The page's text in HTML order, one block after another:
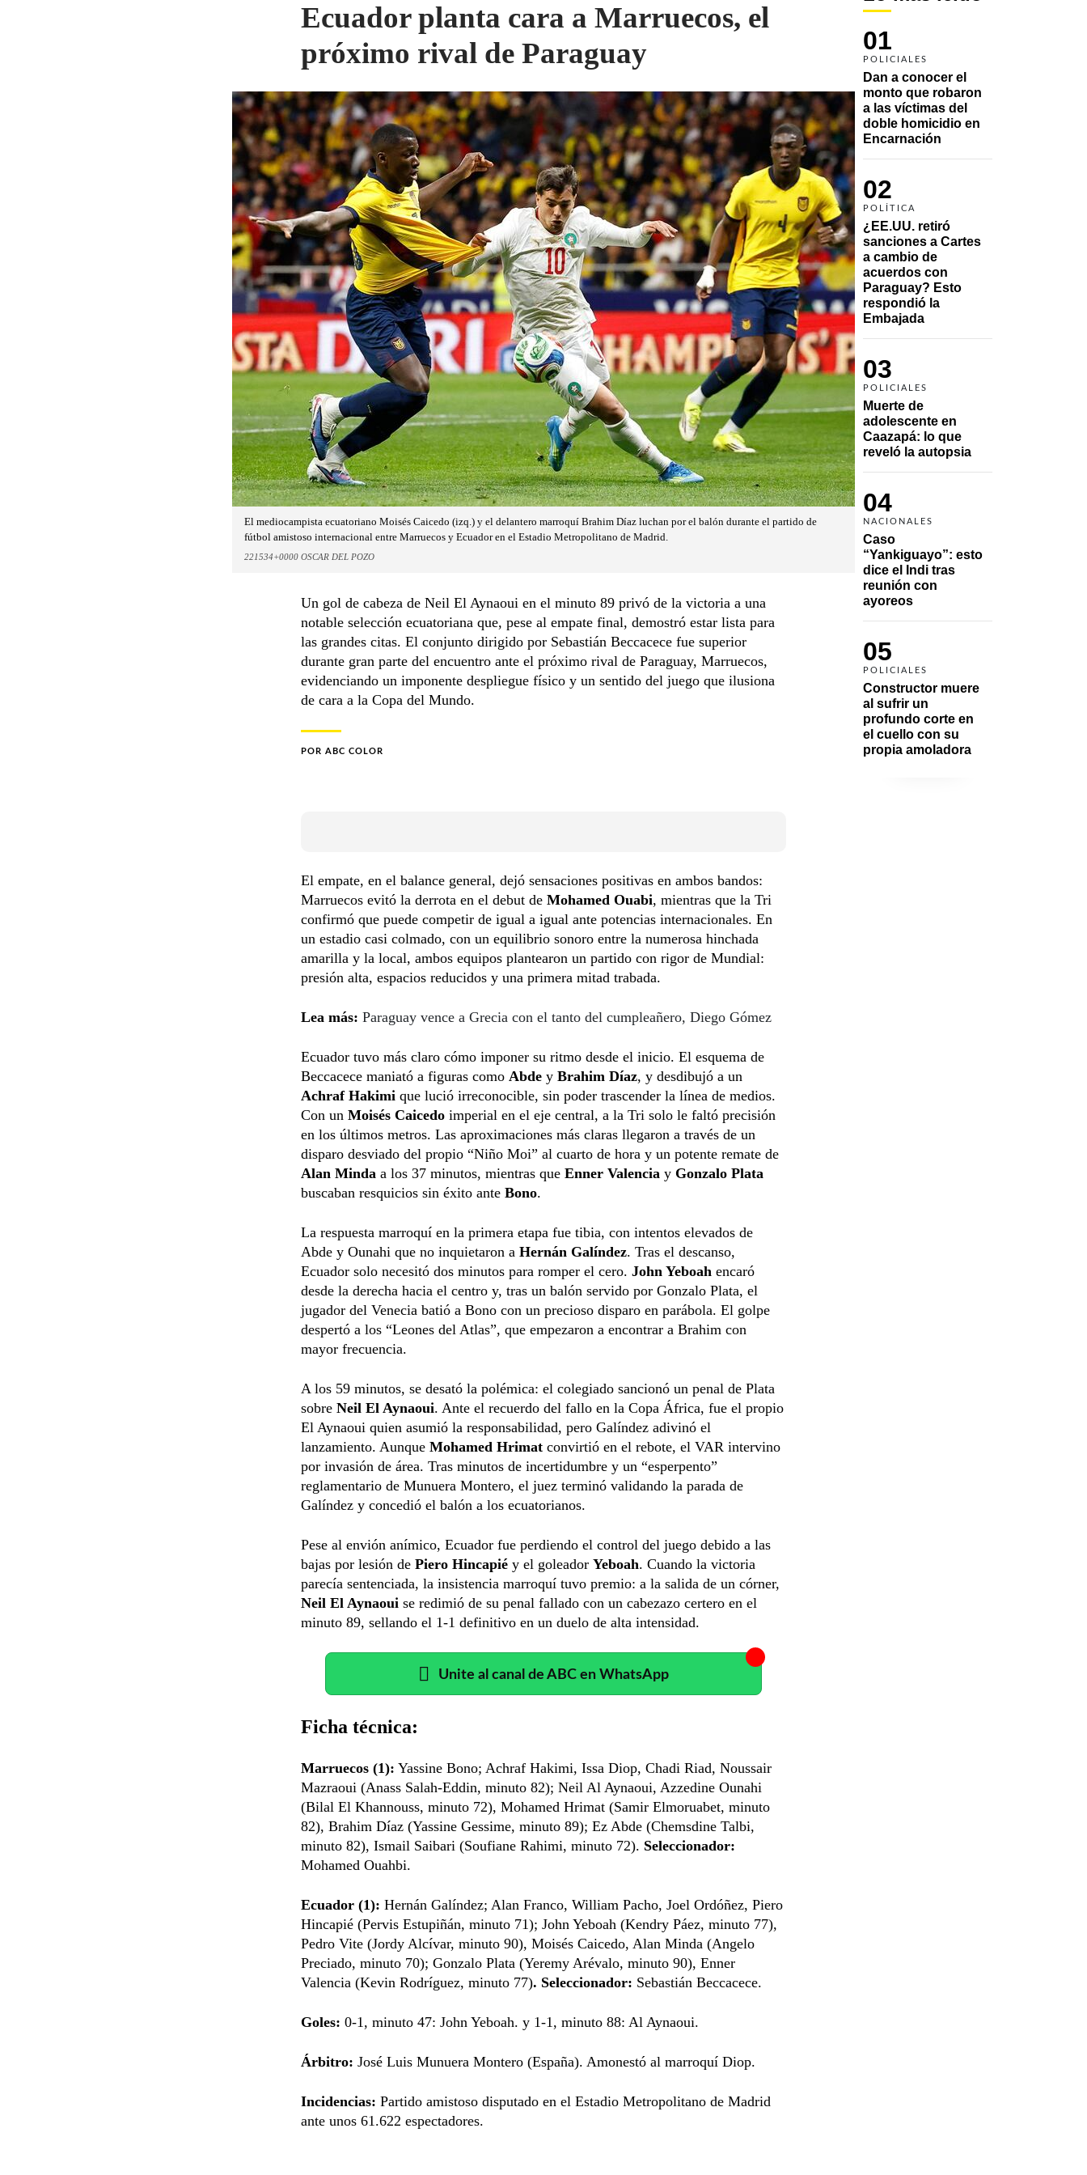
01
POLICIALES
Dan a conocer el
monto que robaron
a las víctimas del
doble homicidio en
Encarnación
02
POLÍTICA
¿EE.UU. retiró
sanciones a Cartes
a cambio de
acuerdos con
Paraguay? Esto
respondió la
Embajada
03
POLICIALES
Muerte de
adolescente en
Caazapá: lo que
reveló la autopsia
04
NACIONALES
Caso
“Yankiguayo”: esto
dice el Indi tras
reunión con
ayoreos
05
POLICIALES
Constructor muere
al sufrir un
profundo corte en
el cuello con su
propia amoladora
Ecuador planta cara a Marruecos, el
próximo rival de Paraguay
El mediocampista ecuatoriano Moisés Caicedo (izq.) y el delantero marroquí Brahim Díaz luchan por el balón durante el partido de
fútbol amistoso internacional entre Marruecos y Ecuador en el Estadio Metropolitano de Madrid.
221534+0000 OSCAR DEL POZO
Un gol de cabeza de Neil El Aynaoui en el minuto 89 privó de la victoria a una
notable selección ecuatoriana que, pese al empate final, demostró estar lista para
las grandes citas. El conjunto dirigido por Sebastián Beccacece fue superior
durante gran parte del encuentro ante el próximo rival de Paraguay, Marruecos,
evidenciando un imponente despliegue físico y un sentido del juego que ilusiona
de cara a la Copa del Mundo.
POR ABC COLOR
El empate, en el balance general, dejó sensaciones positivas en ambos bandos:
Marruecos evitó la derrota en el debut de Mohamed Ouabi, mientras que la Tri
confirmó que puede competir de igual a igual ante potencias internacionales. En
un estadio casi colmado, con un equilibrio sonoro entre la numerosa hinchada
amarilla y la local, ambos equipos plantearon un partido con rigor de Mundial:
presión alta, espacios reducidos y una primera mitad trabada.
Lea más: Paraguay vence a Grecia con el tanto del cumpleañero, Diego Gómez
Ecuador tuvo más claro cómo imponer su ritmo desde el inicio. El esquema de
Beccacece maniató a figuras como Abde y Brahim Díaz, y desdibujó a un
Achraf Hakimi que lució irreconocible, sin poder trascender la línea de medios.
Con un Moisés Caicedo imperial en el eje central, a la Tri solo le faltó precisión
en los últimos metros. Las aproximaciones más claras llegaron a través de un
disparo desviado del propio “Niño Moi” al cuarto de hora y un potente remate de
Alan Minda a los 37 minutos, mientras que Enner Valencia y Gonzalo Plata
buscaban resquicios sin éxito ante Bono.
La respuesta marroquí en la primera etapa fue tibia, con intentos elevados de
Abde y Ounahi que no inquietaron a Hernán Galíndez. Tras el descanso,
Ecuador solo necesitó dos minutos para romper el cero. John Yeboah encaró
desde la derecha hacia el centro y, tras un balón servido por Gonzalo Plata, el
jugador del Venecia batió a Bono con un precioso disparo en parábola. El golpe
despertó a los “Leones del Atlas”, que empezaron a encontrar a Brahim con
mayor frecuencia.
A los 59 minutos, se desató la polémica: el colegiado sancionó un penal de Plata
sobre Neil El Aynaoui. Ante el recuerdo del fallo en la Copa África, fue el propio
El Aynaoui quien asumió la responsabilidad, pero Galíndez adivinó el
lanzamiento. Aunque Mohamed Hrimat convirtió en el rebote, el VAR intervino
por invasión de área. Tras minutos de incertidumbre y un “esperpento”
reglamentario de Munuera Montero, el juez terminó validando la parada de
Galíndez y concedió el balón a los ecuatorianos.
Pese al envión anímico, Ecuador fue perdiendo el control del juego debido a las
bajas por lesión de Piero Hincapié y el goleador Yeboah. Cuando la victoria
parecía sentenciada, la insistencia marroquí tuvo premio: a la salida de un córner,
Neil El Aynaoui se redimió de su penal fallado con un cabezazo certero en el
minuto 89, sellando el 1-1 definitivo en un duelo de alta intensidad.
Unite al canal de ABC en WhatsApp
Ficha técnica:
Marruecos (1): Yassine Bono; Achraf Hakimi, Issa Diop, Chadi Riad, Noussair
Mazraoui (Anass Salah-Eddin, minuto 82); Neil Al Aynaoui, Azzedine Ounahi
(Bilal El Khannouss, minuto 72), Mohamed Hrimat (Samir Elmoruabet, minuto
82), Brahim Díaz (Yassine Gessime, minuto 89); Ez Abde (Chemsdine Talbi,
minuto 82), Ismail Saibari (Soufiane Rahimi, minuto 72). Seleccionador:
Mohamed Ouahbi.
Ecuador (1): Hernán Galíndez; Alan Franco, William Pacho, Joel Ordóñez, Piero
Hincapié (Pervis Estupiñán, minuto 71); John Yeboah (Kendry Páez, minuto 77),
Pedro Vite (Jordy Alcívar, minuto 90), Moisés Caicedo, Alan Minda (Angelo
Preciado, minuto 70); Gonzalo Plata (Yeremy Arévalo, minuto 90), Enner
Valencia (Kevin Rodríguez, minuto 77). Seleccionador: Sebastián Beccacece.
Goles: 0-1, minuto 47: John Yeboah. y 1-1, minuto 88: Al Aynaoui.
Árbitro: José Luis Munuera Montero (España). Amonestó al marroquí Diop.
Incidencias: Partido amistoso disputado en el Estadio Metropolitano de Madrid
ante unos 61.622 espectadores.